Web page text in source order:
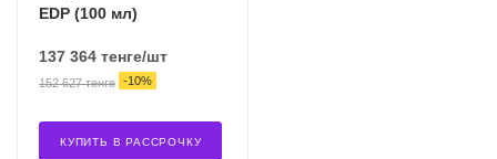
EDP (100 мл)
137 364 тенге/шт
152 627тенге -10%
КУПИТЬ В РАССРОЧКУ